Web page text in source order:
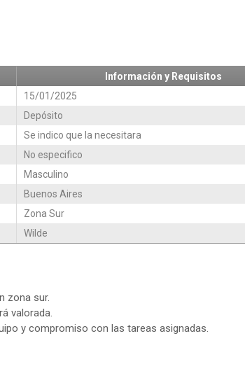
Información y Requisitos
15/01/2025
Depósito
Se indico que la necesitara
No especifico
Masculino
Buenos Aires
Zona Sur
Wilde
zona sur.
valorada.
y compromiso con las tareas asignadas.